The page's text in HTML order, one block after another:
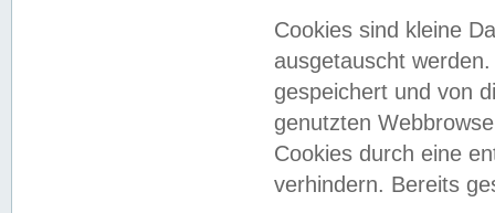
Cookies sind kleine
ausgetauscht
gespeichert und von
genutzten
Cookies durch eine
verhindern. Bereits